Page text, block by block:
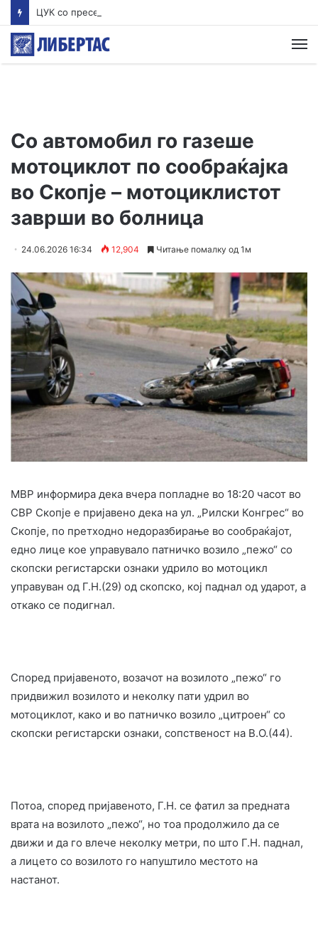
Со автомобил го газеше
мотоциклот по сообраќајка
во Скопје – мотоциклистот
заврши во болница
24.06.2026 16:34 12,904 Читање помалку од 1м
МВР информира дека вчера попладне во 18:20 часот во
СВР Скопје е пријавено дека на ул. „Рилски Конгрес“ во
Скопје, по претходно недоразбирање во сообраќајот,
едно лице кое управувало патничко возило „пежо“ со
скопски регистарски ознаки удрило во мотоцикл
управуван од Г.Н.(29) од скопско, кој паднал од ударот, а
откако се подигнал.
Според пријавеното, возачот на возилото „пежо“ го
придвижил возилото и неколку пати удрил во
мотоциклот, како и во патничко возило „цитроен“ со
скопски регистарски ознаки, сопственост на В.О.(44).
Потоа, според пријавеното, Г.Н. се фатил за предната
врата на возилото „пежо“, но тоа продолжило да се
движи и да го влече неколку метри, по што Г.Н. паднал,
а лицето со возилото го напуштило местото на
настанот.